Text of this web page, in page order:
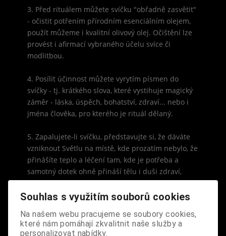
3. Před rituálem můžete svíčku "obřadně zasvětit"
- očistit potřením přírodním esenciálním olejem,
použít můžeme i kvalitní olivový olej. Očištění lze
provést i afirmací vybraného účelu svíce či
modlitbou.
4. Posílit účinnost můžete vyrytím písmen do
svíčky - tj. krátkého slova, které vystihuje magický
záměr - láska, úspěch, bohatství, zdraví... nebo i
jména člověka, pro kterého je rituál dělaný.
5. Zapalujete-li svíčku, představujte si, že dáváte
vzniknout Světlu na místě, kde prozatím nebylo, že
přinášíte teplo a léčení tam, kde je potřeba a
samotný dotek ohně přináší tělu i duši zdraví,
štěstí, lásku a hojnost.
dosáhnout, získat, růst, je dobré zvolit období, kdy
měsíc přibývá (po novoluní do úplňku). Pro
Souhlas s využitím souborů cookies
Na našem webu pracujeme se soubory cookies,
které nám pomáhají zkvalitnit naše služby a
personalizovat nabídky.